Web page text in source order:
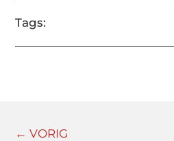
Tags:
← VORIG